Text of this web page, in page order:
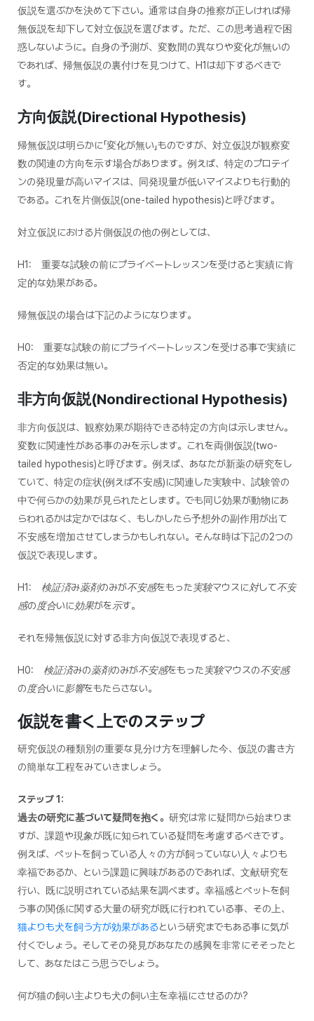
仮説を選ぶかを決めて下さい。通常は自身の推察が正しければ帰
無仮説を却下して対立仮説を選びます。ただ、この思考過程で困
惑しないように。自身の予測が、変数間の異なりや変化が無いの
であれば、帰無仮説の裏付けを見つけて、H1は却下するべきで
す。
方向仮説(Directional Hypothesis)
帰無仮説は明らかに「変化が無い」ものですが、対立仮説が観察変
数の関連の方向を示す場合があります。例えば、特定のプロテイ
ンの発現量が高いマイスは、同発現量が低いマイスよりも行動的
である。これを片側仮説(one-tailed hypothesis)と呼びます。
対立仮説における片側仮説の他の例としては、
H1: 重要な試験の前にプライベートレッスンを受けると実績に肯
定的な効果がある。
帰無仮説の場合は下記のようになります。
H0: 重要な試験の前にプライベートレッスンを受ける事で実績に
否定的な効果は無い。
非方向仮説(Nondirectional Hypothesis)
非方向仮説は、観察効果が期待できる特定の方向は示しません。
変数に関連性がある事のみを示します。これを両側仮説(two-
tailed hypothesis)と呼びます。例えば、あなたが新薬の研究をし
ていて、特定の症状(例えば不安感)に関連した実験中、試験管の
中で何らかの効果が見られたとします。でも同じ効果が動物にあ
らわれるかは定かではなく、もしかしたら予想外の副作用が出て
不安感を増加させてしまうかもしれない。そんな時は下記の2つの
仮説で表現します。
H1: 検証済み薬剤のみが不安感をもった実験マウスに対して不安
感の度合いに効果がを示す。
それを帰無仮説に対する非方向仮説で表現すると、
H0: 検証済みの薬剤のみが不安感をもった実験マウスの不安感
の度合いに影響をもたらさない。
仮説を書く上でのステップ
研究仮説の種類別の重要な見分け方を理解した今、仮説の書き方
の簡単な工程をみていきましょう。
ステップ 1:
過去の研究に基づいて疑問を抱く。 研究は常に疑問から始まりま
すが、課題や現象が既に知られている疑問を考慮するべきです。
例えば、ペットを飼っている人々の方が飼っていない人々よりも
幸福であるか、という課題に興味があるのであれば、文献研究を
行い、既に説明されている結果を調べます。幸福感とペットを飼
う事の関係に関する大量の研究が既に行われている事、その上、
猫よりも犬を飼う方が効果があるという研究までもある事に気が
付くでしょう。そしてその発見があなたの感興を非常にそそったと
して、あなたはこう思うでしょう。
何が猫の飼い主よりも犬の飼い主を幸福にさせるのか?